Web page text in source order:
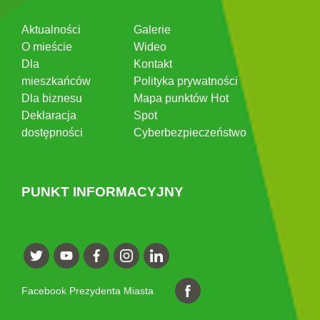
Aktualności
O mieście
Dla
mieszkańców
Dla biznesu
Deklaracja
dostępności
Galerie
Wideo
Kontakt
Polityka prywatności
Mapa punktów Hot
Spot
Cyberbezpieczeństwo
PUNKT INFORMACYJNY
Facebook Prezydenta Miasta